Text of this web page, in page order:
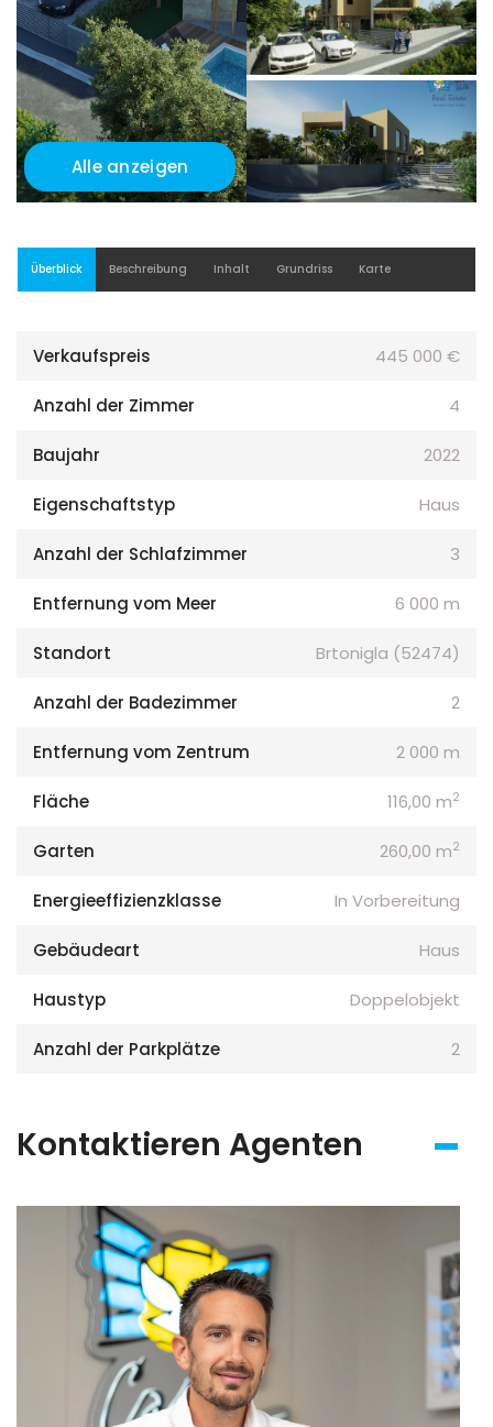
Alle anzeigen
Überblick Beschreibung Inhalt Grundriss Karte
Verkaufspreis 445 000 €
Anzahl der Zimmer 4
Baujahr 2022
Eigenschaftstyp Haus
Anzahl der Schlafzimmer 3
Entfernung vom Meer 6 000 m
Standort Brtonigla (52474)
Anzahl der Badezimmer 2
Entfernung vom Zentrum 2 000 m
Fläche 116,00 m2
Garten 260,00 m2
Energieeffizienzklasse In Vorbereitung
Gebäudeart Haus
Haustyp Doppelobjekt
Anzahl der Parkplätze 2
Kontaktieren Agenten